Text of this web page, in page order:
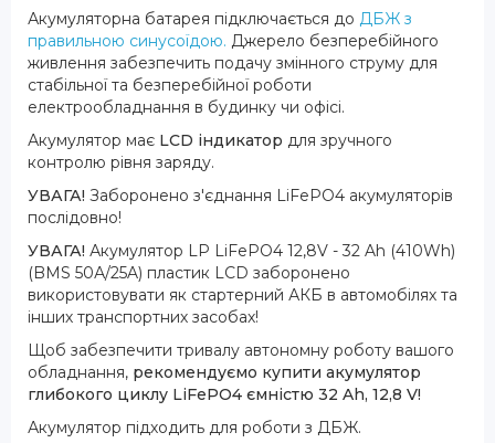
Акумуляторна батарея підключається до ДБЖ з
правильною синусоїдою. Джерело безперебійного
живлення забезпечить подачу змінного струму для
стабільної та безперебійної роботи
електрообладнання в будинку чи офісі.
Акумулятор має LCD індикатор для зручного
контролю рівня заряду.
УВАГА! Заборонено з'єднання LiFePO4 акумуляторів
послідовно!
УВАГА! Акумулятор LP LiFePO4 12,8V - 32 Ah (410Wh)
(BMS 50А/25A) пластик LCD заборонено
використовувати як стартерний АКБ в автомобілях та
інших транспортних засобах!
Щоб забезпечити тривалу автономну роботу вашого
обладнання, рекомендуємо купити акумулятор
глибокого циклу LiFePO4 ємністю 32 Ah, 12,8 V!
Акумулятор підходить для роботи з ДБЖ.